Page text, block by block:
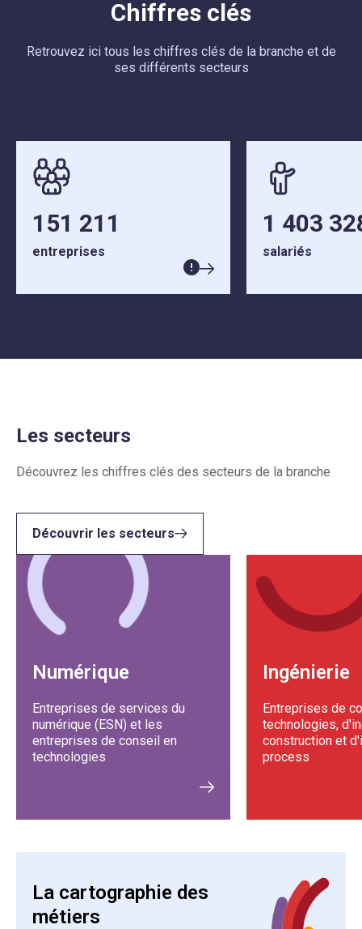
Chiffres clés
Retrouvez ici tous les chiffres clés de la branche et de
ses différents secteurs
151 211
entreprises
1 403
salariés
Numérique
Entreprises de services du
numérique (ESN) et les
entreprises de conseil en
technologies
Ingénierie
Entreprises de
technologies,
construction et
process
La cartographie des
métiers
Les secteurs
Découvrez les chiffres clés des secteurs de la branche
Découvrir les secteurs